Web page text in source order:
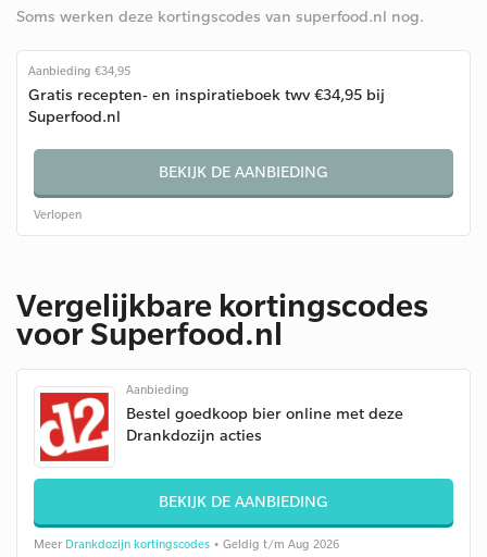
Soms werken deze kortingscodes van superfood.nl nog.
Aanbieding €34,95
Gratis recepten- en inspiratieboek twv €34,95 bij
Superfood.nl
BEKIJK DE AANBIEDING
Verlopen
Vergelijkbare kortingscodes
voor Superfood.nl
Aanbieding
Bestel goedkoop bier online met deze
Drankdozijn acties
BEKIJK DE AANBIEDING
Meer Drankdozijn kortingscodes • Geldig t/m Aug 2026